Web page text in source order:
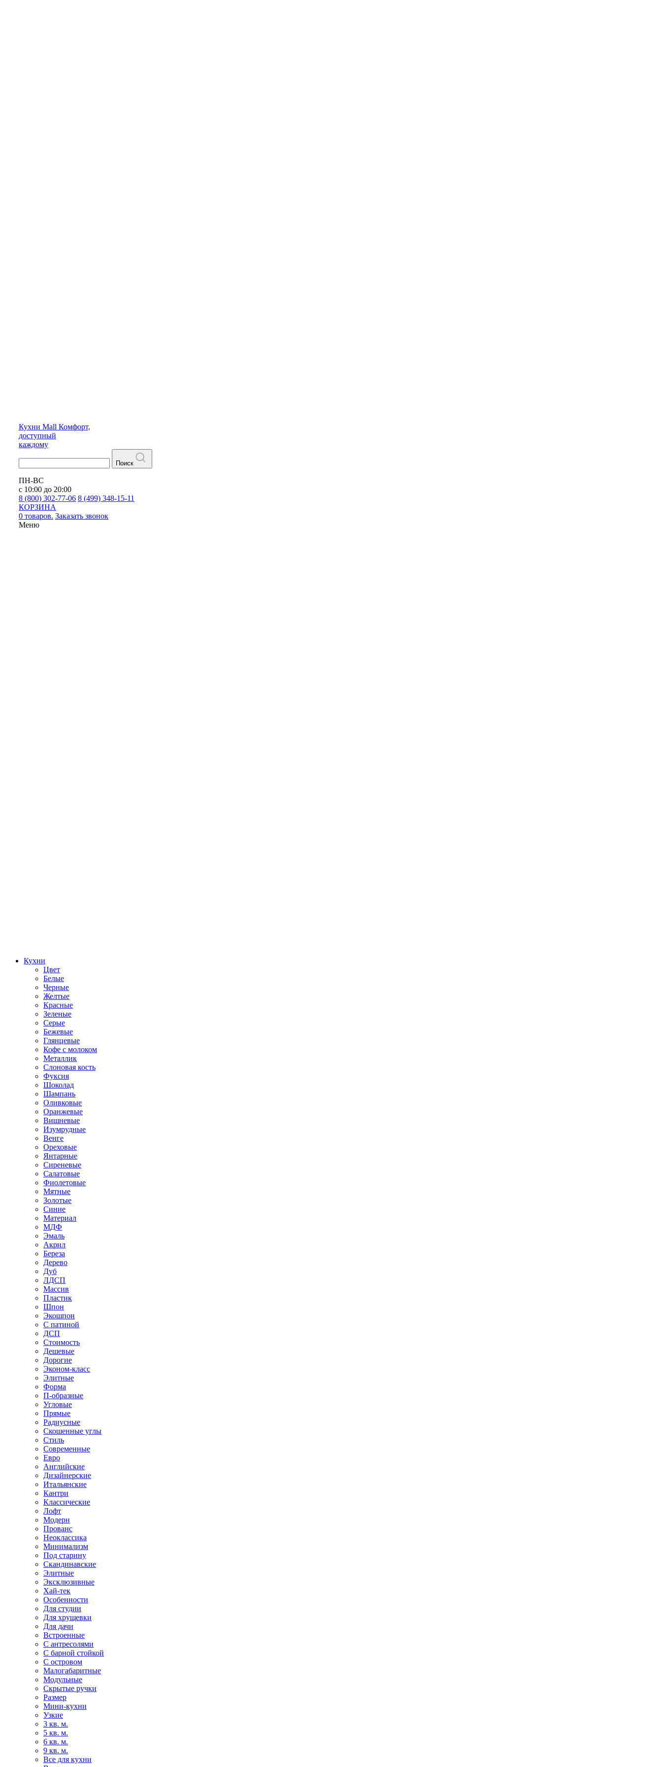
Кухни Mall Комфорт,
доступный
каждому
Поиск
ПН-ВС
с 10:00 до 20:00
8 (800) 302-77-06 8 (499) 348-15-11
КОРЗИНА
0 товаров. Заказать звонок
Меню
Кухни
Цвет
Белые
Черные
Желтые
Красные
Зеленые
Серые
Бежевые
Глянцевые
Кофе с молоком
Металлик
Слоновая кость
Фуксия
Шоколад
Шампань
Оливковые
Оранжевые
Вишневые
Изумрудные
Венге
Ореховые
Янтарные
Сиреневые
Салатовые
Фиолетовые
Мятные
Золотые
Синие
Материал
МДФ
Эмаль
Акрил
Береза
Дерево
Дуб
ЛДСП
Массив
Пластик
Шпон
Экошпон
С патиной
ДСП
Стоимость
Дешевые
Дорогие
Эконом-класс
Элитные
Форма
П-образные
Угловые
Прямые
Радиусные
Скошенные углы
Стиль
Современные
Евро
Английские
Дизайнерские
Итальянские
Кантри
Классические
Лофт
Модерн
Прованс
Неоклассика
Минимализм
Под старину
Скандинавские
Элитные
Эксклюзивные
Хай-тек
Особенности
Для студии
Для хрущевки
Для дачи
Встроенные
С антресолями
С барной стойкой
С островом
Малогабаритные
Модульные
Скрытые ручки
Размер
Мини-кухни
Узкие
3 кв. м.
5 кв. м.
6 кв. м.
9 кв. м.
Все для кухни